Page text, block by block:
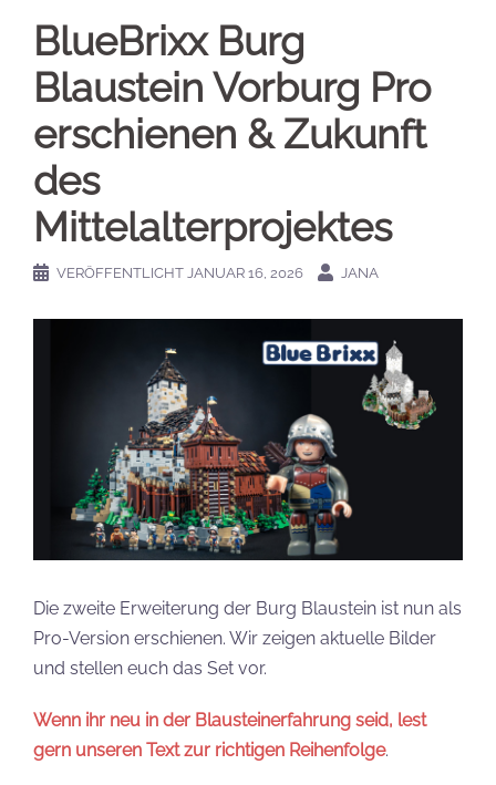
BlueBrixx Burg
Blaustein Vorburg Pro
erschienen & Zukunft
des
Mittelalterprojektes
VERÖFFENTLICHT JANUAR 16, 2026 JANA
Die zweite Erweiterung der Burg Blaustein ist nun als
Pro-Version erschienen. Wir zeigen aktuelle Bilder
und stellen euch das Set vor.
Wenn ihr neu in der Blausteinerfahrung seid, lest
gern unseren Text zur richtigen Reihenfolge.